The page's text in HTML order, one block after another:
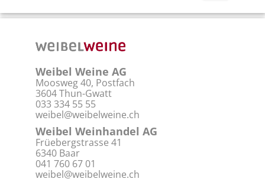
Weibel Weine AG
Moosweg 40, Postfach
3604 Thun-Gwatt
033 334 55 55
weibel@weibelweine.ch
Weibel Weinhandel AG
Früebergstrasse 41
6340 Baar
041 760 67 01
weibel@weibelweine.ch